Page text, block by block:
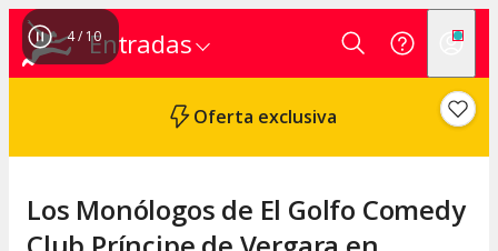
Entradas
4/ 10
Oferta exclusiva
Los Monólogos de El Golfo Comedy